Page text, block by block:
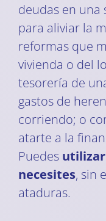
deudas en una
para aliviar la
reformas que
vivienda o del
tesorería de
gastos de
corriendo; o
atarte a la
Puedes
necesites, sin
ataduras.